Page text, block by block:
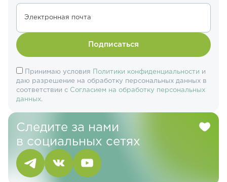
Электронная почта
Подписаться
Принимаю условия Политики конфиденциальности и
даю разрешение на обработку персональных данных в
соответствии с Согласием на обработку персональных
данных.
Следите за нами
в социальных сетях